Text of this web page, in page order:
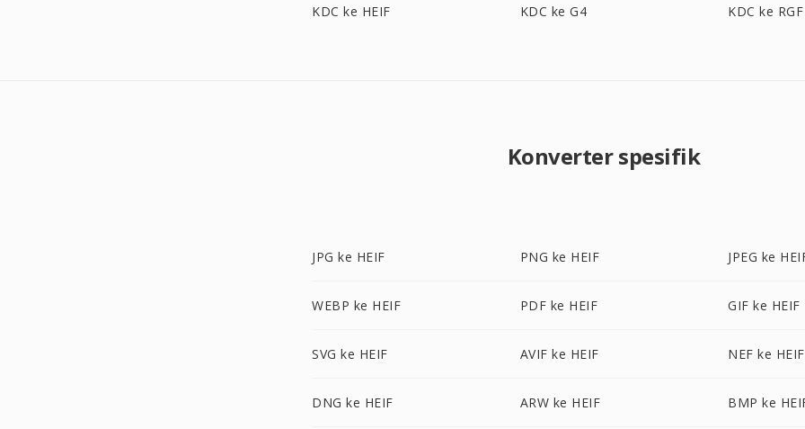
KDC ke HEIF KDC ke G4 KDC ke RGF
Konverter spesifik
JPG ke HEIF PNG ke HEIF JPEG ke
WEBP ke HEIF PDF ke HEIF GIF ke HEIF
SVG ke HEIF AVIF ke HEIF NEF ke HEIF
DNG ke HEIF ARW ke HEIF BMP ke